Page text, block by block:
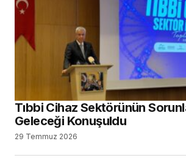
Tıbbi Cihaz Sektörünün
Geleceği Konuşuldu
29 Temmuz 2026